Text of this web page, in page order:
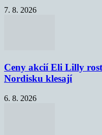
7. 8. 2026
Ceny akcií Eli Lilly
Nordisku klesají
6. 8. 2026